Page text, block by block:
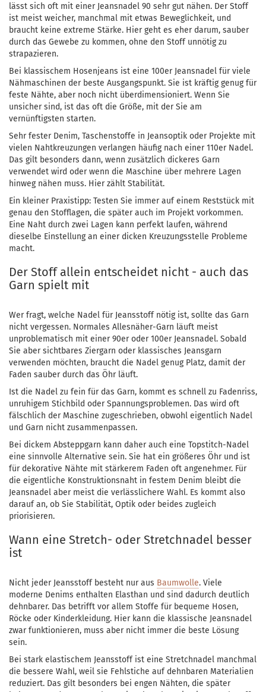
lässt sich oft mit einer Jeansnadel 90 sehr gut nähen. Der Stoff
ist meist weicher, manchmal mit etwas Beweglichkeit, und
braucht keine extreme Stärke. Hier geht es eher darum, sauber
durch das Gewebe zu kommen, ohne den Stoff unnötig zu
strapazieren.
Bei klassischem Hosenjeans ist eine 100er Jeansnadel für viele
Nähmaschinen der beste Ausgangspunkt. Sie ist kräftig genug für
feste Nähte, aber noch nicht überdimensioniert. Wenn Sie
unsicher sind, ist das oft die Größe, mit der Sie am
vernünftigsten starten.
Sehr fester Denim, Taschenstoffe in Jeansoptik oder Projekte mit
vielen Nahtkreuzungen verlangen häufig nach einer 110er Nadel.
Das gilt besonders dann, wenn zusätzlich dickeres Garn
verwendet wird oder wenn die Maschine über mehrere Lagen
hinweg nähen muss. Hier zählt Stabilität.
Ein kleiner Praxistipp: Testen Sie immer auf einem Reststück mit
genau den Stofflagen, die später auch im Projekt vorkommen.
Eine Naht durch zwei Lagen kann perfekt laufen, während
dieselbe Einstellung an einer dicken Kreuzungsstelle Probleme
macht.
Der Stoff allein entscheidet nicht - auch das
Garn spielt mit
Wer fragt, welche Nadel für Jeansstoff nötig ist, sollte das Garn
nicht vergessen. Normales Allesnäher-Garn läuft meist
unproblematisch mit einer 90er oder 100er Jeansnadel. Sobald
Sie aber sichtbares Ziergarn oder klassisches Jeansgarn
verwenden möchten, braucht die Nadel genug Platz, damit der
Faden sauber durch das Öhr läuft.
Ist die Nadel zu fein für das Garn, kommt es schnell zu Fadenriss,
unruhigem Stichbild oder Spannungsproblemen. Das wird oft
fälschlich der Maschine zugeschrieben, obwohl eigentlich Nadel
und Garn nicht zusammenpassen.
Bei dickem Absteppgarn kann daher auch eine Topstitch-Nadel
eine sinnvolle Alternative sein. Sie hat ein größeres Öhr und ist
für dekorative Nähte mit stärkerem Faden oft angenehmer. Für
die eigentliche Konstruktionsnaht in festem Denim bleibt die
Jeansnadel aber meist die verlässlichere Wahl. Es kommt also
darauf an, ob Sie Stabilität, Optik oder beides zugleich
priorisieren.
Wann eine Stretch- oder Stretchnadel besser
ist
Nicht jeder Jeansstoff besteht nur aus Baumwolle. Viele
moderne Denims enthalten Elasthan und sind dadurch deutlich
dehnbarer. Das betrifft vor allem Stoffe für bequeme Hosen,
Röcke oder Kinderkleidung. Hier kann die klassische Jeansnadel
zwar funktionieren, muss aber nicht immer die beste Lösung
sein.
Bei stark elastischem Jeansstoff ist eine Stretchnadel manchmal
die bessere Wahl, weil sie Fehlstiche auf dehnbaren Materialien
reduziert. Das gilt besonders bei engen Nähten, die später